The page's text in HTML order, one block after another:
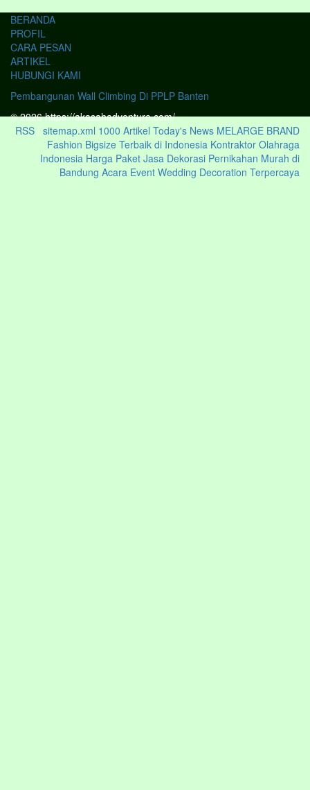
BERANDA
PROFIL
CARA PESAN
ARTIKEL
HUBUNGI KAMI
Pembangunan Wall Climbing Di PPLP Banten
© 2026 https://akasahadventure.com/
RSS | sitemap.xml 1000 Artikel Today's News MELARGE BRAND
Fashion Bigsize Terbaik di Indonesia Kontraktor Olahraga
Indonesia Harga Paket Jasa Dekorasi Pernikahan Murah di
Bandung Acara Event Wedding Decoration Terpercaya